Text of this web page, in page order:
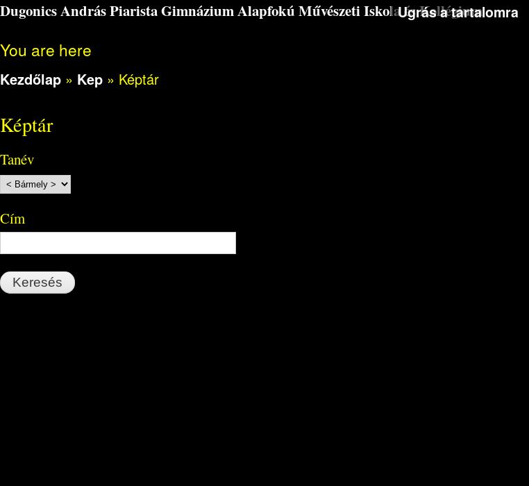
Ugrás a tartalomra
Dugonics András Piarista Gimnázium Alapfokú Művészeti Iskola és Kollégium
You are here
Kezdőlap » Kep » Képtár
Képtár
Tanév
Cím